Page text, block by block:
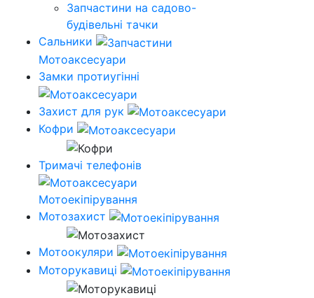
Запчастини на садово-
будівельні тачки
Сальники
Мотоаксесуари
Замки протиугінні
Захист для рук
Кофри
Тримачі телефонів
Мотоекіпірування
Мотозахист
Мотоокуляри
Моторукавиці